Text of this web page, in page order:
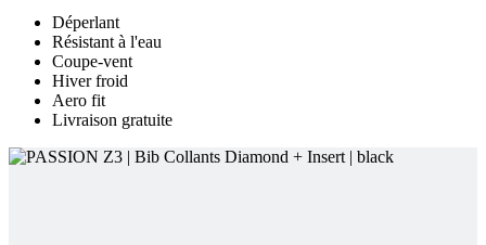
Livraison gratuite